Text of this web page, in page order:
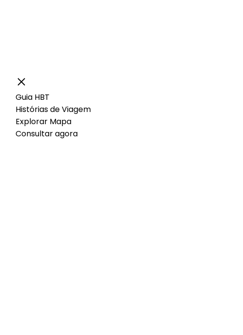
Guia HBT
Histórias de Viagem
Explorar Mapa
Consultar agora